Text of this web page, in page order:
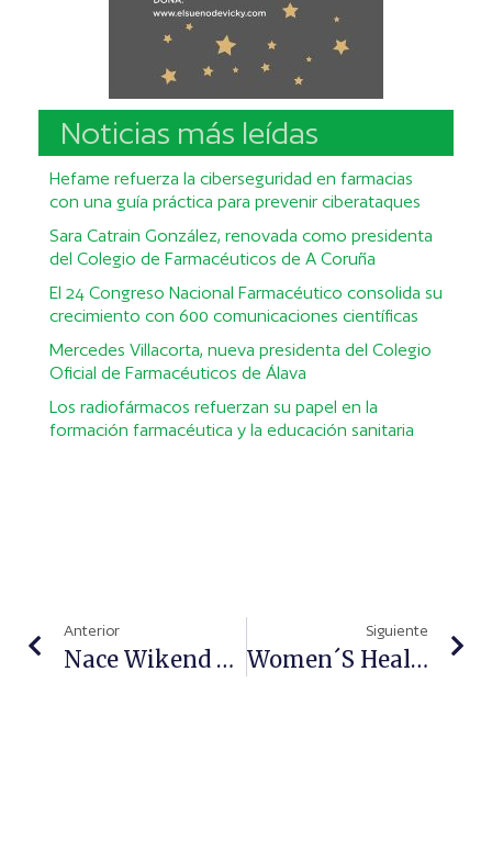
Noticias más leídas
Hefame refuerza la ciberseguridad en farmacias
con una guía práctica para prevenir ciberataques
Sara Catrain González, renovada como presidenta
del Colegio de Farmacéuticos de A Coruña
El 24 Congreso Nacional Farmacéutico consolida su
crecimiento con 600 comunicaciones científicas
Mercedes Villacorta, nueva presidenta del Colegio
Oficial de Farmacéuticos de Álava
Los radiofármacos refuerzan su papel en la
formación farmacéutica y la educación sanitaria
Anterior
Nace Wikend Smile®, La Compañía De Alta Estética Dentala Buen Precio Made In Spain A La Que Ya Acuden Los Famosos
Siguiente
Women´s Health Professional Care Aborda La Necesidad De Incorporar Una Perspectiva De Género A La Atención Sanitaria